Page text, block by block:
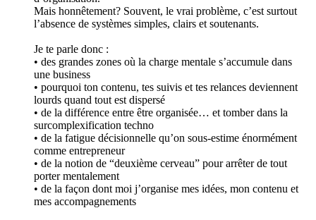
Mais honnêtement? Souvent, le vrai problème, c’est surtout
l’absence de systèmes simples, clairs et soutenants.
Je te parle donc :
• des grandes zones où la charge mentale s’accumule dans
une business
• pourquoi ton contenu, tes suivis et tes relances deviennent
lourds quand tout est dispersé
• de la différence entre être organisée… et tomber dans la
surcomplexification techno
• de la fatigue décisionnelle qu’on sous-estime énormément
comme entrepreneur
• de la notion de “deuxième cerveau” pour arrêter de tout
porter mentalement
• de la façon dont moi j’organise mes idées, mon contenu et
mes accompagnements